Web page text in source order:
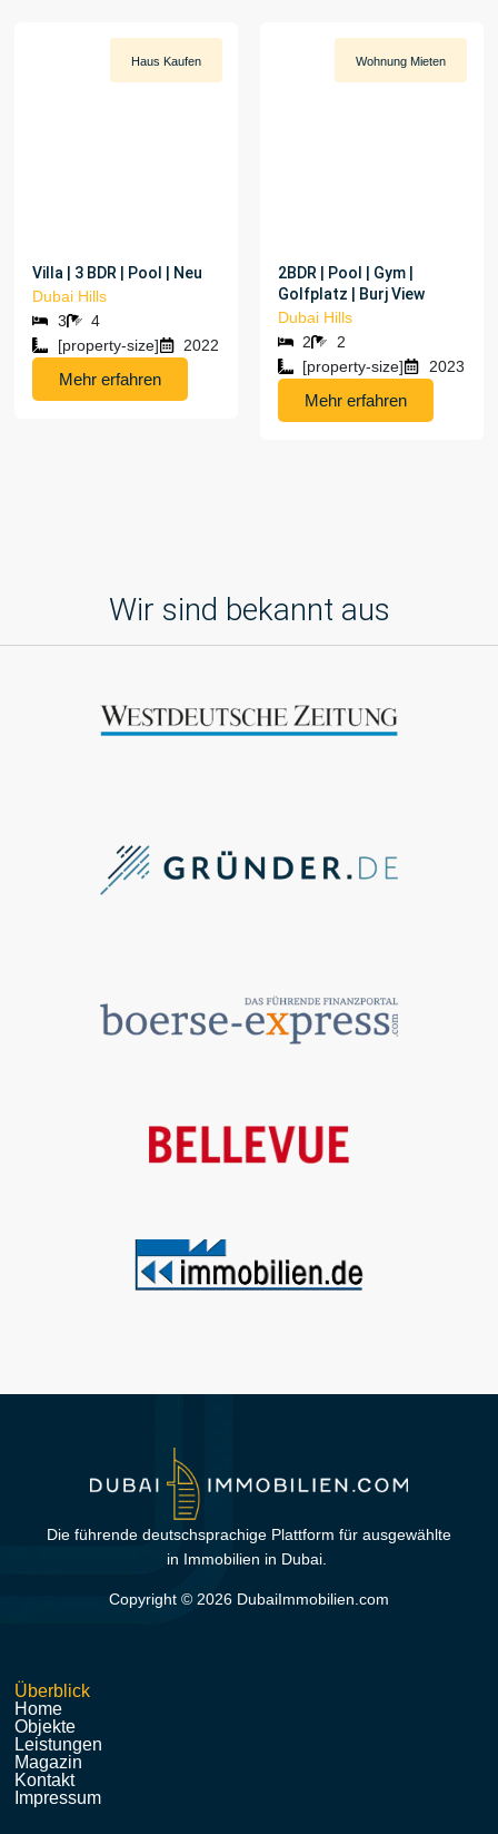
Haus Kaufen
Villa | 3 BDR | Pool | Neu
Dubai Hills
3
4
[property-size]
2022
Mehr erfahren
Wohnung Mieten
2BDR | Pool | Gym |
Golfplatz | Burj View
Dubai Hills
2
2
[property-size]
2023
Mehr erfahren
Wir sind bekannt aus
Die führende deutschsprachige Plattform für ausgewählte
in Immobilien in Dubai.
Copyright © 2026 DubaiImmobilien.com
Überblick
Home
Objekte
Leistungen
Magazin
Kontakt
Impressum